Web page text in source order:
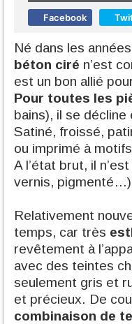
Facebook
Né dans les
béton ciré n’est
est un bon allié
Pour toutes les
bains), il se
Satiné, froissé,
ou imprimé à
A l’état brut, il
vernis, pigmenté…)
Relativement
temps, car très
revêtement à
avec des teintes
seulement gris et
et précieux. De
combinaison de